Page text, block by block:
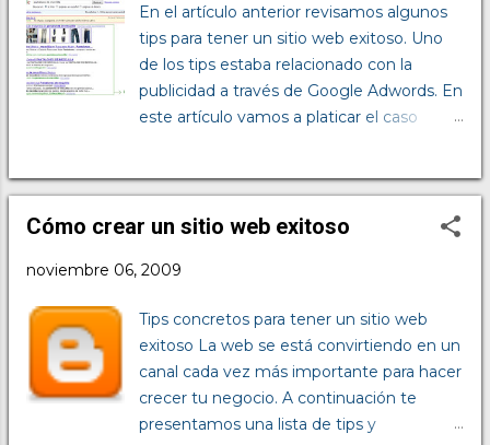
presentan ordenadas de 10 en 10. La
cuestión es aparecer en los primeros
lugares de los resultados de búsqueda,
idealmente estar en los primeros 10, de
esa manera habrá quien entre a tu página.
muchos detalles y dedicación, no es algo
son las 4 acciones concretas que debes
la siguiente lista: 1) ¡Fíjate en el título!
¿Generalmente te fijas en los títulos de las
páginas que visitas? Lo más probable es ...
En el artículo anterior revisamos algunos
tips para tener un sitio web exitoso. Uno
de los tips estaba relacionado con la
publicidad a través de Google Adwords. En
este artículo vamos a platicar el caso
encontramos con clientes que se deciden
por utilizar su sitio web como herramienta
pantalones de mezclilla y vende a
clientes lo contactan por teléfono para
pedirle el catálogo de sus productos con
precios y Juan se los envía por correo
electrónico. Finalmente decidió mandar a
hacer un sitio web muy completo donde
Cómo crear un sitio web exitoso
noviembre 06, 2009
Tips concretos para tener un sitio web
exitoso La web se está convirtiendo en un
canal cada vez más importante para hacer
crecer tu negocio. A continuación te
presentamos una lista de tips y